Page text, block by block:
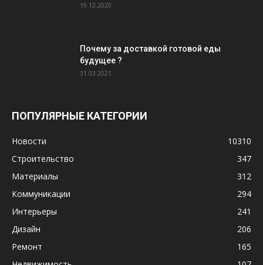
19.12.2020
Почему за доставкой готовой еды
будущее ?
31.03.2021
ПОПУЛЯРНЫЕ КАТЕГОРИИ
Новости
10310
Строительство
347
Материалы
312
Коммуникации
294
Интерьеры
241
Дизайн
206
Ремонт
165